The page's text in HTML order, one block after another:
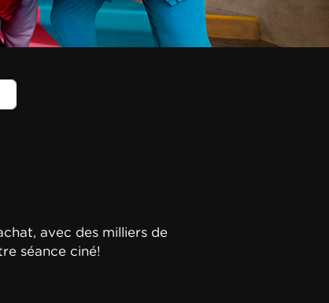
avec des milliers de
séance ciné!